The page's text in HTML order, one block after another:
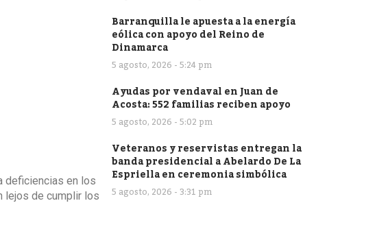
deficiencias en los
lejos de cumplir los
Barranquilla le apuesta a la energía
eólica con apoyo del Reino de
Dinamarca
5 agosto, 2026 - 5:24 pm
Ayudas por vendaval en Juan de
Acosta: 552 familias reciben apoyo
5 agosto, 2026 - 5:02 pm
Veteranos y reservistas entregan la
banda presidencial a Abelardo De La
Espriella en ceremonia simbólica
5 agosto, 2026 - 3:31 pm